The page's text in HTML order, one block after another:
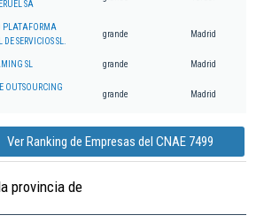
SA
PLATAFORMA
DE SERVICIOS SL.
grande Madrid
SL grande Madrid
OUTSOURCING
grande Madrid
Ver Ranking de Empresas del CNAE 7499
provincia de